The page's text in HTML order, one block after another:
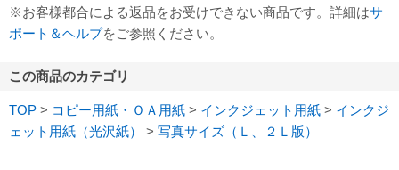
※お客様都合による返品をお受けできない商品です。詳細はサ
ポート＆ヘルプをご参照ください。
この商品のカテゴリ
TOP > コピー用紙・ＯＡ用紙 > インクジェット用紙 > インクジ
ェット用紙（光沢紙）
> 写真サイズ（Ｌ、２Ｌ版）